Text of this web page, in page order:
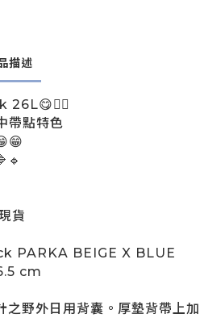
描述
26L😋👍🏻
帶點特色
貨
PARKA BEIGE X BLUE
cm
之野外日用背囊。厚墊背帶上